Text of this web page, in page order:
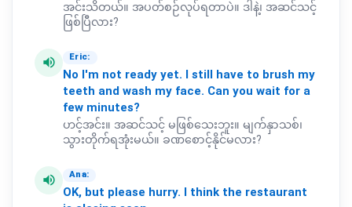
အင်းသိတယ်။ အပတ်စဉ်လုပ်ရတာပဲ။ ဒါနဲ့၊ အဆင်သင့်
ဖြစ်ပြီလား?
volume_up Eric:
No I'm not ready yet. still have to brush my
teeth and wash my face. Can you wait for a
few minutes?
ဟင့်အင်း။ အဆင်သင့် မဖြစ်သေးဘူး။ မျက်နှာသစ်၊
သွားတိုက်ရအုံးမယ်။ ခဏစောင့်နိုင်မလား?
volume_up Ana:
OK, but please hurry. think the restaurant